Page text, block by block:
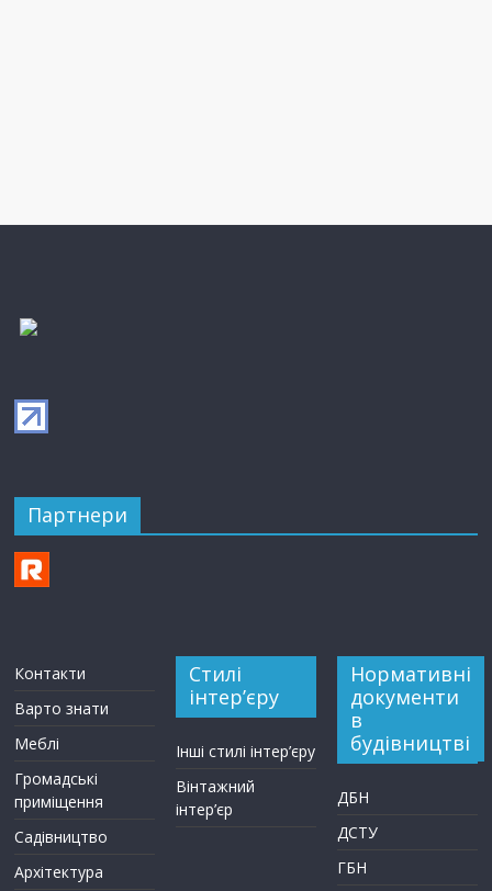
Партнери
Контакти
Варто знати
Меблі
Громадські
приміщення
Садівництво
Архітектура
Стилі
інтер’єру
Інші стилі інтер’єру
Вінтажний
інтер’єр
Нормативні
документи
в
будівництві
ДБН
ДСТУ
ГБН